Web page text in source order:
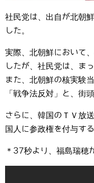
社民党は、出自が北朝
した。
実際、北朝鮮において
したが、社民党は、ま
また、北朝鮮の核実験
「戦争法反対」と、街
さらに、韓国のＴＶ放
国人に参政権を付与す
＊37秒より、福島瑞穂